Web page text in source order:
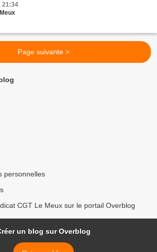
21:34
Page suivante >
personnelles
CGT Le Meux sur le portail Overblog
un blog sur Overblog